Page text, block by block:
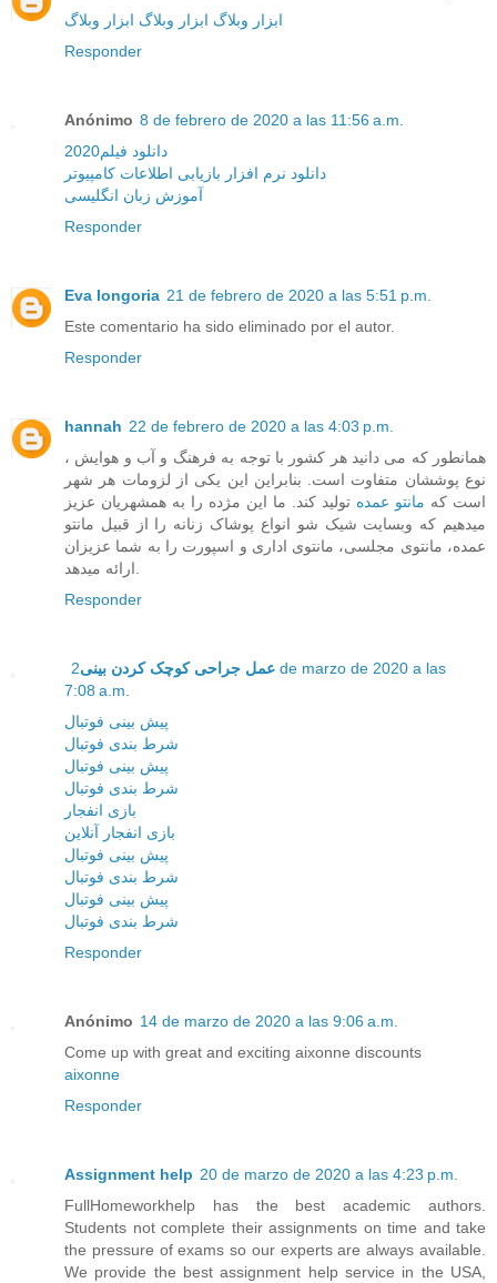
ابزار وبلاگ ابزار وبلاگ ابزار وبلاگ
Responder
Anónimo 8 de febrero de 2020 a las 11:56 a.m.
دانلود فیلم2020
دانلود نرم افزار بازیابی اطلاعات کامپیوتر
آموزش زبان انگلیسی
Responder
Eva longoria 21 de febrero de 2020 a las 5:51 p.m.
Este comentario ha sido eliminado por el autor.
Responder
hannah 22 de febrero de 2020 a las 4:03 p.m.
همانطور که می دانید هر کشور با توجه به فرهنگ و آب و هوایش ،
نوع پوششان متفاوت است. بنابراین این یکی از لزومات هر شهر
است که مانتو عمده تولید کند. ما این مژده را به همشهریان عزیز
میدهیم که وبسایت شیک شو انواع پوشاک زنانه را از قبیل مانتو
عمده، مانتوی مجلسی، مانتوی اداری و اسپورت را به شما عزیزان
Responder
عمل جراحی کوچک کردن بینی2 de marzo de 2020 a las
7:08 a.m.
پیش بینی فوتبال
شرط بندی فوتبال
پیش بینی فوتبال
شرط بندی فوتبال
بازی انفجار
بازی انفجار آنلاین
پیش بینی فوتبال
شرط بندی فوتبال
پیش بینی فوتبال
شرط بندی فوتبال
Responder
Anónimo 14 de marzo de 2020 a las 9:06 a.m.
Come up with great and exciting aixonne discounts
aixonne
Responder
Assignment help 20 de marzo de 2020 a las 4:23 p.m.
FullHomeworkhelp has the best academic authors.
Students not complete their assignments on time and take
the pressure of exams so our experts are always available.
We provide the best assignment help service in the USA,